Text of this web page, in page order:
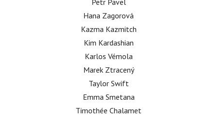
Petr Pavel
Hana Zagorová
Kazma Kazmitch
Kim Kardashian
Karlos Vémola
Marek Ztracený
Taylor Swift
Emma Smetana
Timothée Chalamet